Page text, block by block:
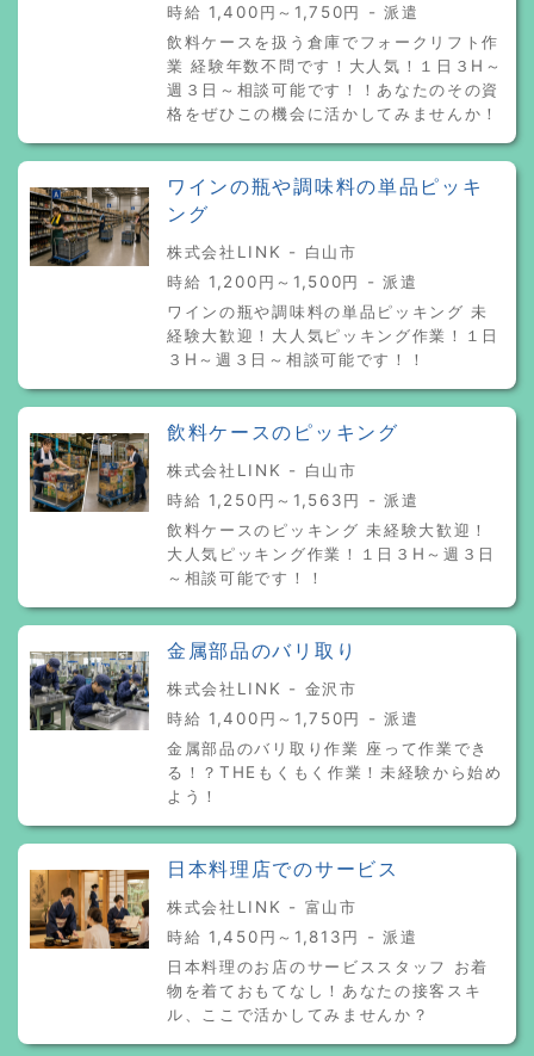
時給 1,400円～1,750円 - 派遣
飲料ケースを扱う倉庫でフォークリフト作
業 経験年数不問です！大人気！１日３H～
週３日～相談可能です！！あなたのその資
格をぜひこの機会に活かしてみませんか！
ワインの瓶や調味料の単品ピッキ
ング
株式会社LINK - 白山市
時給 1,200円～1,500円 - 派遣
ワインの瓶や調味料の単品ピッキング 未
経験大歓迎！大人気ピッキング作業！１日
３H～週３日～相談可能です！！
飲料ケースのピッキング
株式会社LINK - 白山市
時給 1,250円～1,563円 - 派遣
飲料ケースのピッキング 未経験大歓迎！
大人気ピッキング作業！１日３H～週３日
～相談可能です！！
金属部品のバリ取り
株式会社LINK - 金沢市
時給 1,400円～1,750円 - 派遣
金属部品のバリ取り作業 座って作業でき
る！？THEもくもく作業！未経験から始め
よう！
日本料理店でのサービス
株式会社LINK - 富山市
時給 1,450円～1,813円 - 派遣
日本料理のお店のサービススタッフ お着
物を着ておもてなし！あなたの接客スキ
ル、ここで活かしてみませんか？